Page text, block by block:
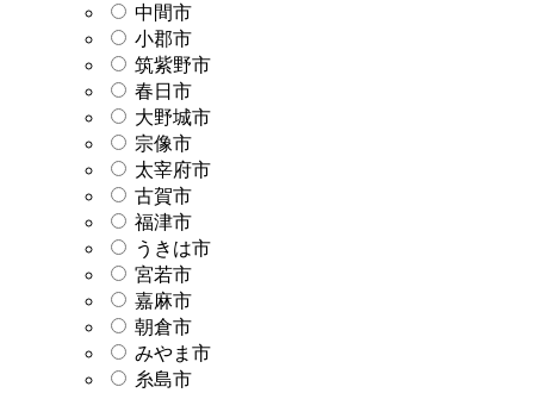
中間市
小郡市
筑紫野市
春日市
大野城市
宗像市
太宰府市
古賀市
福津市
うきは市
宮若市
嘉麻市
朝倉市
みやま市
糸島市